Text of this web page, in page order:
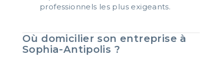
professionnels les plus exigeants.
Où domicilier son entreprise à
Sophia-Antipolis ?